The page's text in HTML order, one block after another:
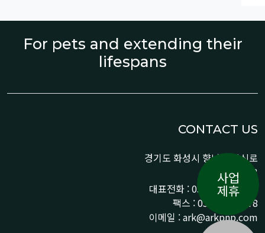
For pets and extending their
lifespans
CONTACT US
경기도 화성시 향남읍 상신로
290-13
대표전화 : 031-359-9776 /
팩스 : 031-359-9778
이메일 : ark@arkpnp.com
사업
제휴